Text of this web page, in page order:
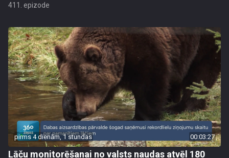
411. epizode
pirms 4 dienām, 1 stundas 00:03:27
Lāču monitorēšanai no valsts naudas atvēl 180